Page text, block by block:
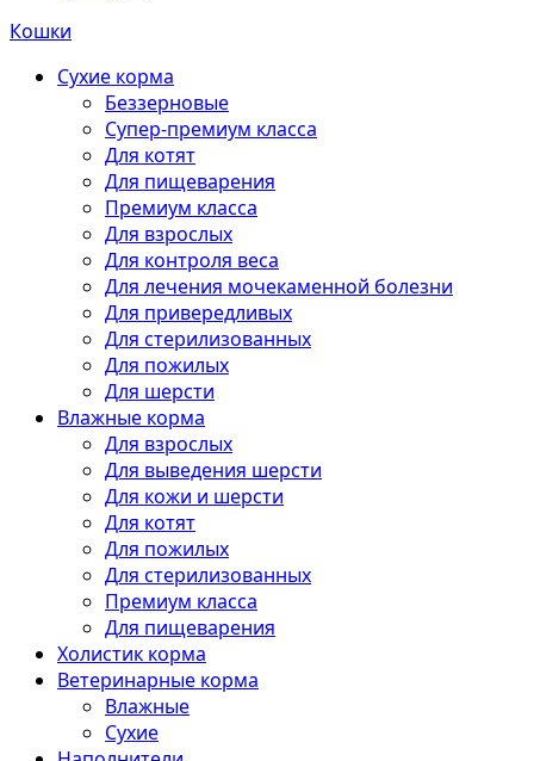
Кошки
Сухие корма
Беззерновые
Супер-премиум класса
Для котят
Для пищеварения
Премиум класса
Для взрослых
Для контроля веса
Для лечения мочекаменной болезни
Для привередливых
Для стерилизованных
Для пожилых
Для шерсти
Влажные корма
Для взрослых
Для выведения шерсти
Для кожи и шерсти
Для котят
Для пожилых
Для стерилизованных
Премиум класса
Для пищеварения
Холистик корма
Ветеринарные корма
Влажные
Сухие